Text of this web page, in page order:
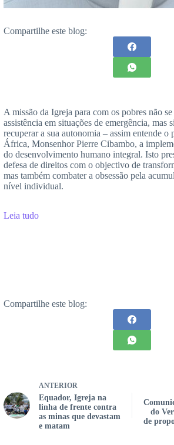
Compartilhe este blog:
A missão da Igreja para com os pobres não
assistência em situações de emergência, mas
recuperar a sua autonomia – assim entende o
África, Monsenhor Pierre Cibambo, a
do desenvolvimento humano integral. Isto
defesa de direitos com o objectivo de
mas também combater a obsessão pela
nível individual.
Leia tudo
Compartilhe este blog:
ANTERIOR
Equador, Igreja na
linha de frente contra
as minas que devastam
e matam
do
de